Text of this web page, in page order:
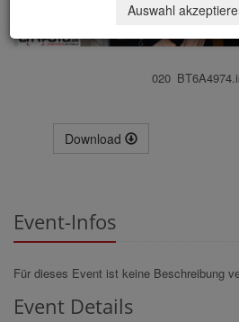
Download
Event-Infos
Für dieses Event ist keine Beschreibung
Event Details
Auswahl